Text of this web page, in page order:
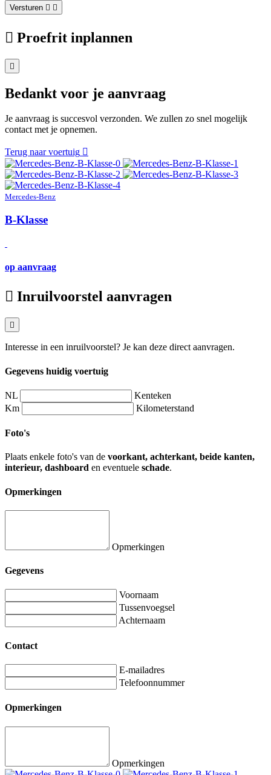
Versturen
Proefrit inplannen
Bedankt voor je aanvraag
Je aanvraag is succesvol verzonden. We zullen zo snel mogelijk
contact met je opnemen.
Terug naar voertuig
Mercedes-Benz
B-Klasse
op aanvraag
Inruilvoorstel aanvragen
Interesse in een inruilvoorstel? Je kan deze direct aanvragen.
Gegevens huidig voertuig
NL
Kenteken
Km
Kilometerstand
Foto's
Plaats enkele foto's van de voorkant, achterkant, beide kanten,
interieur, dashboard en eventuele schade.
Opmerkingen
Opmerkingen
Gegevens
Voornaam
Tussenvoegsel
Achternaam
Contact
E-mailadres
Telefoonnummer
Opmerkingen
Opmerkingen